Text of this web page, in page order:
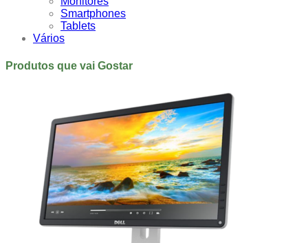
Smartphones
Tablets
Vários
Produtos que vai Gostar